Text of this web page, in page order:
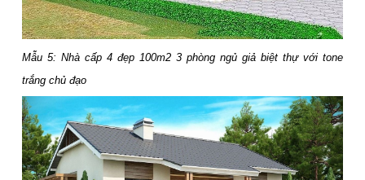
Mẫu 5: Nhà cấp 4 đẹp 100m2 3 phòng ngủ giả biệt thự với tone
trắng chủ đạo